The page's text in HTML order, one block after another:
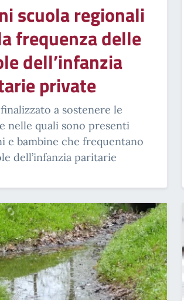
scuola regionali
frequenza delle
dell’infanzia
private
a sostenere le
nelle quali sono presenti
e bambine che frequentano
dell’infanzia paritarie